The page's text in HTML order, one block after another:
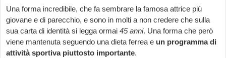
Una forma incredibile, che fa sembrare la famosa attrice più
giovane e di parecchio, e sono in molti a non credere che sulla
sua carta di identità si legga ormai45 anni. Una forma che però
viene mantenuta seguendo una dieta ferrea e un programma di
attività sportiva piuttosto importante.